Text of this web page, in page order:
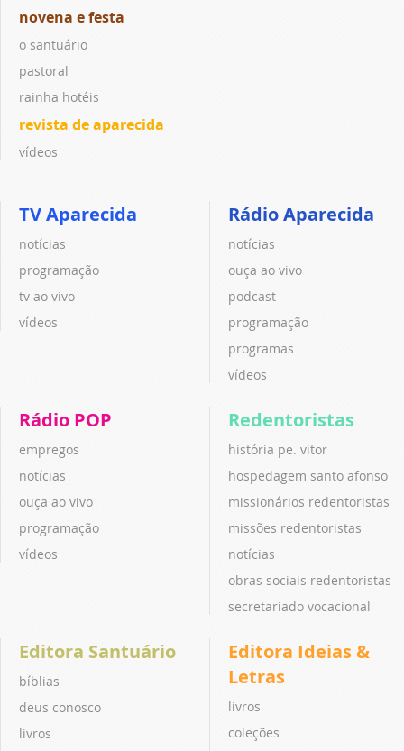
novena e festa
o santuário
pastoral
rainha hotéis
revista de aparecida
vídeos
TV Aparecida
notícias
programação
tv ao vivo
vídeos
Rádio Aparecida
notícias
ouça ao vivo
podcast
programação
programas
vídeos
Rádio POP
empregos
notícias
ouça ao vivo
programação
vídeos
Redentoristas
história pe. vitor
hospedagem santo afonso
missionários redentoristas
missões redentoristas
notícias
obras sociais redentoristas
secretariado vocacional
Editora Santuário
bíblias
deus conosco
livros
Editora Ideias &
Letras
livros
coleções